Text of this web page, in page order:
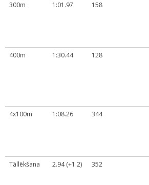
300m
1:01.97 158
400m
1:30.44 128
4x100m
1:08.26 344
Tāllēkšana
2.94 (+1.2) 352